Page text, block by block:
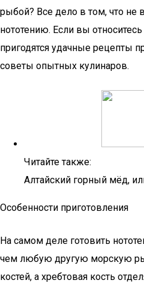
рыбой? Все дело в том, что не
нототению. Если вы
пригодятся удачные рецепты
советы опытных кулинаров.
Читайте также:
Алтайский горный мёд,
Особенности приготовления
На самом деле готовить
чем любую другую морскую
костей, а хребтовая кость